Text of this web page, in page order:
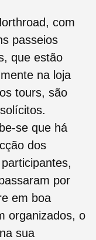
com
passeios
que estão
na loja
tours, são
se que há
dos
por
em boa
organizados, o
sua